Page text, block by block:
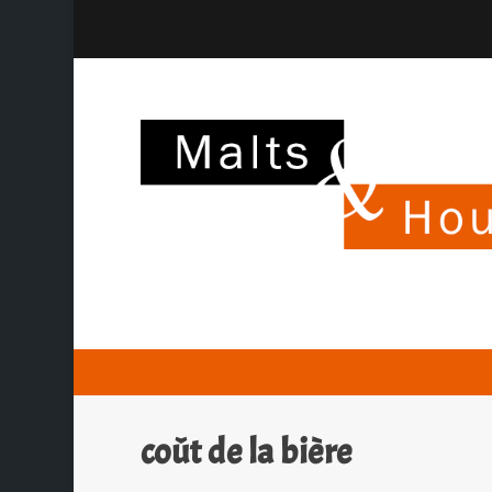
coût de la bière